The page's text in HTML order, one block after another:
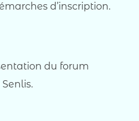
d’inscription.
du forum